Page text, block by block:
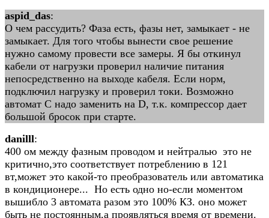
aspid_das:
О чем рассудить? Фаза есть, фазы нет, замыкает - не
замыкает. Для того чтобы вынести свое решение
нужно самому провести все замеры. Я бы откинул
кабели от нагрузки проверил наличие питания
непосредственно на выходе кабеля. Если норм,
подключил нагрузку и проверил токи. Возможно
автомат С надо заменить на D, т.к. компрессор дает
большой бросок при старте.
danilll:
400 ом между фазным проводом и нейтралью это не
критично,это соответствует потреблению в 121
вт,может это какой-то преобразователь или автоматика
в кондиционере... Но есть одно но-если моментом
вышибло 3 автомата разом это 100% КЗ. оно может
быть не постоянным,а проявляться время от времени.